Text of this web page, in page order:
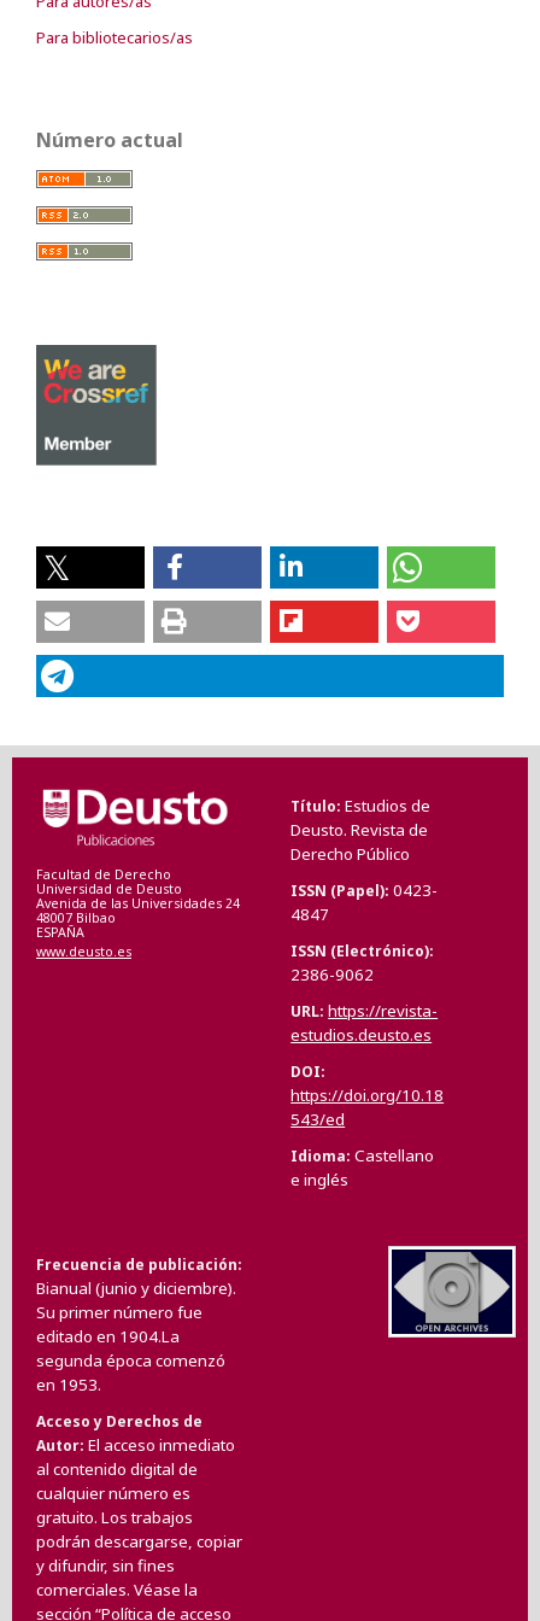
Para bibliotecarios/as
Número actual
Facultad de Derecho
Universidad de Deusto
Avenida de las Universidades 24
48007 Bilbao
ESPAÑA
www.deusto.es
Título Estudios de
Deusto. Revista de
Derecho Público
ISSN (Papel) 0423-
4847
ISSN (Electrónico)
2386-9062
URL https://revista-
estudios.deusto.es
DOI
https://doi.org/10.18
543/ed
Idioma Castellano
e inglés
Frecuencia de publicación
Bianual (junio y diciembre).
Su primer número fue
editado en 1904.La
segunda época comenzó
en 1953.
Acceso y Derechos de
Autor El acceso inmediato
al contenido digital de
cualquier número es
gratuito. Los trabajos
podrán descargarse, copiar
y difundir, sin fines
comerciales. Véase la
sección “Política de acceso